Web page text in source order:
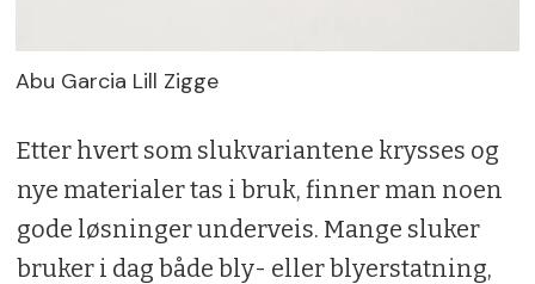
Abu Garcia Lill Zigge
Etter hvert som slukvariantene krysses og
nye materialer tas i bruk, finner man noen
gode løsninger underveis. Mange sluker
bruker i dag både bly- eller blyerstatning,